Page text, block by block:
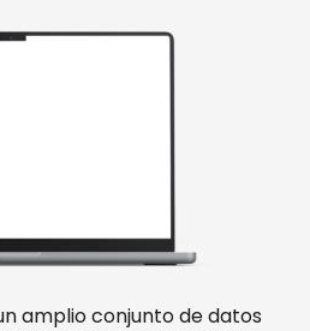
amplio conjunto de datos